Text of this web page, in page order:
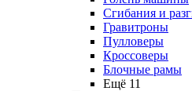
Сгибания и
Гравитроны
Пулловеры
Кроссоверы
Блочные рамы
Ещё 11